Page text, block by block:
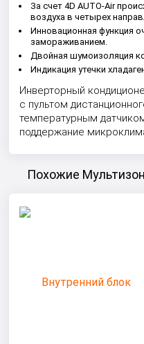
За счет 4D AUTO-Air
воздуха в четырех
Инновационная функция
замораживанием.
Двойная шумоизоляция
Индикация утечки
Инверторный
с пультом
температурным
поддержание
Похожие